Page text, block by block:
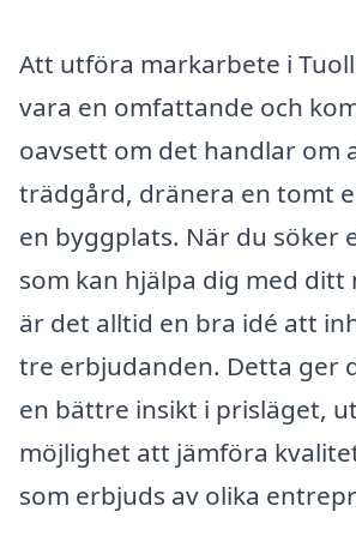
Att utföra markarbete i
vara en omfattande och
oavsett om det handlar om
trädgård, dränera en tomt
en byggplats. När du söker
som kan hjälpa dig med ditt
är det alltid en bra idé att
tre erbjudanden. Detta ger
en bättre insikt i prisläget,
möjlighet att jämföra
som erbjuds av olika